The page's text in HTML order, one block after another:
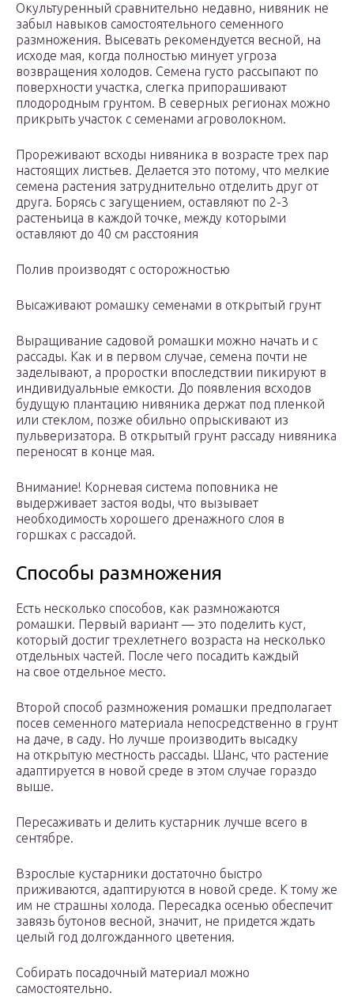
Окультуренный сравнительно недавно, нивяник не
забыл навыков самостоятельного семенного
размножения. Высевать рекомендуется весной, на
исходе мая, когда полностью минует угроза
возвращения холодов. Семена густо рассыпают по
поверхности участка, слегка припорашивают
плодородным грунтом. В северных регионах можно
прикрыть участок с семенами агроволокном.
Прореживают всходы нивяника в возрасте трех пар
настоящих листьев. Делается это потому, что мелкие
семена растения затруднительно отделить друг от
друга. Борясь с загущением, оставляют по 2-3
растеньица в каждой точке, между которыми
оставляют до 40 см расстояния
Полив производят с осторожностью
Высаживают ромашку семенами в открытый грунт
Выращивание садовой ромашки можно начать и с
рассады. Как и в первом случае, семена почти не
заделывают, а проростки впоследствии пикируют в
индивидуальные емкости. До появления всходов
будущую плантацию нивяника держат под пленкой
или стеклом, позже обильно опрыскивают из
пульверизатора. В открытый грунт рассаду нивяника
переносят в конце мая.
Внимание! Корневая система поповника не
выдерживает застоя воды, что вызывает
необходимость хорошего дренажного слоя в
горшках с рассадой.
Способы размножения
Есть несколько способов, как размножаются
ромашки. Первый вариант — это поделить куст,
который достиг трехлетнего возраста на несколько
отдельных частей. После чего посадить каждый
на свое отдельное место.
Второй способ размножения ромашки предполагает
посев семенного материала непосредственно в грунт
на даче, в саду. Но лучше производить высадку
на открытую местность рассады. Шанс, что растение
адаптируется в новой среде в этом случае гораздо
выше.
Пересаживать и делить кустарник лучше всего в
сентябре.
Взрослые кустарники достаточно быстро
приживаются, адаптируются в новой среде. К тому же
им не страшны холода. Пересадка осенью обеспечит
завязь бутонов весной, значит, не придется ждать
целый год долгожданного цветения.
Собирать посадочный материал можно
самостоятельно.